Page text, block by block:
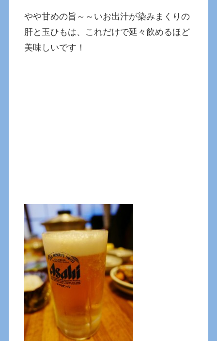
やや甘めの旨～～いお出汁が染みまくりの
肝と玉ひもは、これだけで延々飲めるほど
美味しいです！